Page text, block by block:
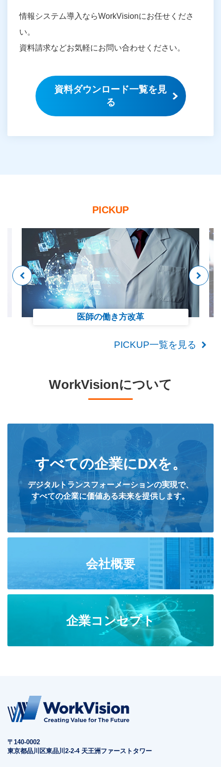
情報システム導入ならWorkVisionにお任せくださ
い。
資料請求などお気軽にお問い合わせください。
資料ダウンロード一覧を見
る
PICKUP
医師の働き方改革
PICKUP一覧を見る
WorkVisionについて
すべての企業にDXを。
デジタルトランスフォーメーションの実現で、
すべての企業に価値ある未来を提供します。
会社概要
企業コンセプト
〒140-0002
東京都品川区東品川2-2-4 天王洲ファーストタワー